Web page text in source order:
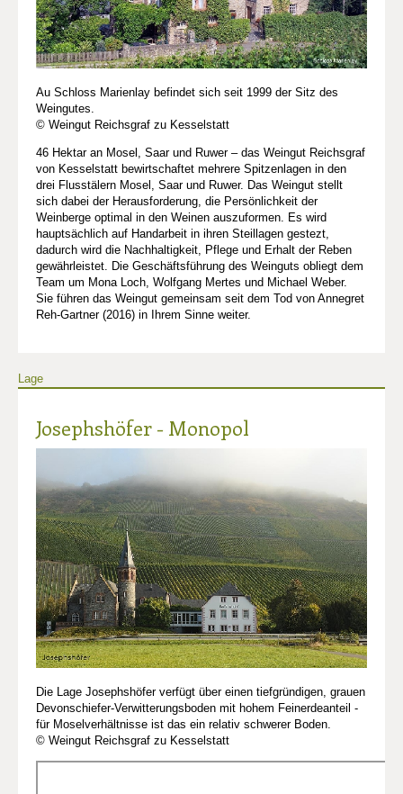
Au Schloss Marienlay befindet sich seit 1999 der Sitz des
Weingutes.
© Weingut Reichsgraf zu Kesselstatt
46 Hektar an Mosel, Saar und Ruwer – das Weingut Reichsgraf
von Kesselstatt bewirtschaftet mehrere Spitzenlagen in den
drei Flusstälern Mosel, Saar und Ruwer. Das Weingut stellt
sich dabei der Herausforderung, die Persönlichkeit der
Weinberge optimal in den Weinen auszuformen. Es wird
hauptsächlich auf Handarbeit in ihren Steillagen gestezt,
dadurch wird die Nachhaltigkeit, Pflege und Erhalt der Reben
gewährleistet. Die Geschäftsführung des Weinguts obliegt dem
Team um Mona Loch, Wolfgang Mertes und Michael Weber.
Sie führen das Weingut gemeinsam seit dem Tod von Annegret
Reh-Gartner (2016) in Ihrem Sinne weiter.
Lage
Josephshöfer - Monopol
Die Lage Josephshöfer verfügt über einen tiefgründigen, grauen
Devonschiefer-Verwitterungsboden mit hohem Feinerdeanteil -
für Moselverhältnisse ist das ein relativ schwerer Boden.
© Weingut Reichsgraf zu Kesselstatt